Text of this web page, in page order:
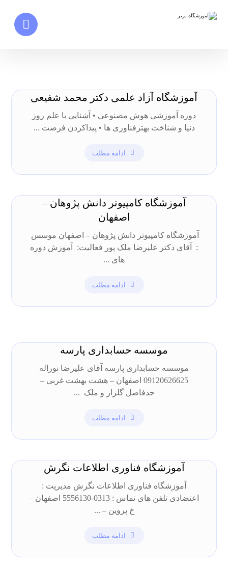
آموزشگاه آزاد علمی دکتر محمد شفیعی
دوره آموزشی هوش مصنوعی • آشنایی با علم روز
دنیا و شناخت بهترفناوری ها • پیداکردن فرصت ...
ادامه مطلب
آموزشگاه کامپیوتر دانش پژوهان –
اصفهان
آموزشگاه کامپیوتر دانش پژوهان – اصفهان موسس
: آقای دکتر علیرضا ملک پور فعالیت: آموزش دوره
های ...
ادامه مطلب
موسسه حسابداری پارسه
موسسه حسابداری پارسه آقای علیرضا نوراله
09120626625 اصفهان – هشت بهشت غربی –
حدفاصل گلزار و ملک ...
ادامه مطلب
آموزشگاه فناوری اطلاعات نگرش
آموزشگاه فناوری اطلاعات نگرش مدیریت :
اعتضادی تلفن های تماس : 0313-5556130 اصفهان –
خ پروین – ...
ادامه مطلب